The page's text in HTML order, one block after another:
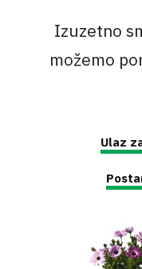
Izuzetno
možemo
Ulaz